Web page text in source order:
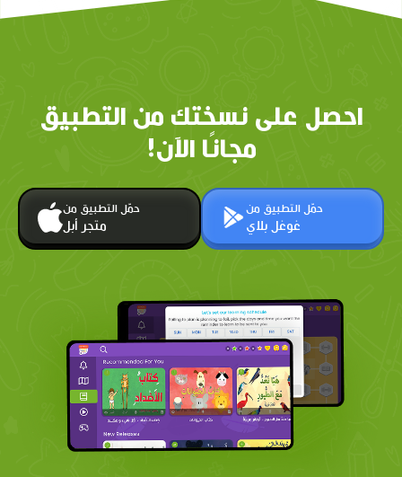
احصل على نسختك من التطبيق
مجانًا الآن!
حمّل التطبيق من
متجر أبل
حمّل التطبيق من
غوغل بلاي